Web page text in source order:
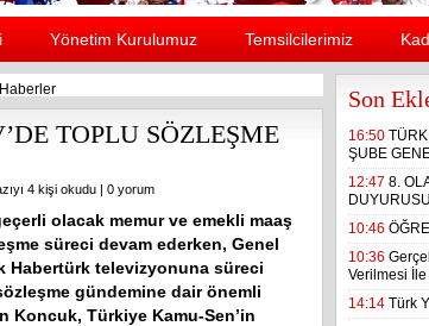
Yönetim Kurulumuz Temsilcilerimiz
TOPLU SÖZLEŞME
4 kişi okudu | 0 yorum
olacak memur ve emekli maaş
süreci devam ederken, Genel
Habertürk televizyonuna süreci
gündemine dair önemli
Koncuk, Türkiye Kamu-Sen’in
Son
16:50
ŞUBE
12:47 8.
10:46
10:36
Verilmesi
14:14 Türk